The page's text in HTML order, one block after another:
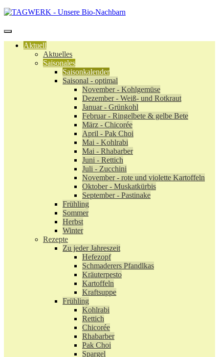
Aktuell
Aktuelles
Saisonales
Saisonkalender
Saisonal - optimal
November - Kohlgemüse
Dezember - Weiß- und Rotkraut
Januar - Grünkohl
Februar - Ringelbete & gelbe Bete
März - Chicorée
April - Pak Choi
Mai - Kohlrabi
Mai - Rhabarber
Juni - Rettich
Juli - Zucchini
November - rote und violette Kartoffeln
Oktober - Muskatkürbis
September - Pastinake
Frühling
Sommer
Herbst
Winter
Rezepte
Zu jeder Jahreszeit
Hefezopf
Schmaderers Pfandlkas
Kräuterpesto
Kartoffeln
Kraftsuppe
Frühling
Kohlrabi
Rettich
Chicorée
Rhabarber
Pak Choi
Spargel